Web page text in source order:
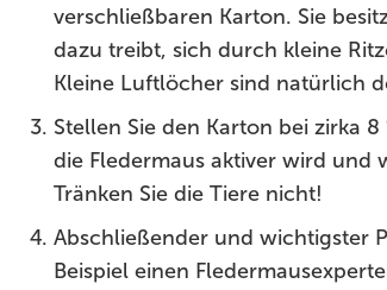
verschließbaren Karton. Sie
dazu treibt, sich durch kleine
Kleine Luftlöcher sind natürlich
Stellen Sie den Karton bei zirka
die Fledermaus aktiver wird und
Tränken Sie die Tiere nicht!
Abschließender und wichtigster
Beispiel einen